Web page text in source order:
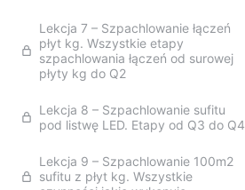
Lekcja 7 – Szpachlowanie łączeń
płyt kg. Wszystkie etapy
szpachlowania łączeń od surowej
płyty kg do Q2
Lekcja 8 – Szpachlowanie sufitu
pod listwę LED. Etapy od Q3 do Q4
Lekcja 9 – Szpachlowanie 100m2
sufitu z płyt kg. Wszystkie